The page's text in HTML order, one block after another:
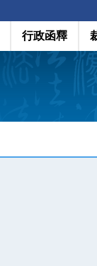
行政函釋